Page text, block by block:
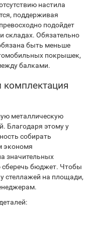
настила
поддерживая
подойдет
складах. Обязательно
быть меньше
покрышек,
балками.
комплектация
металлическую
Благодаря этому у
собирать
экономя
значительных
сберечь бюджет. Чтобы
стеллажей на площади,